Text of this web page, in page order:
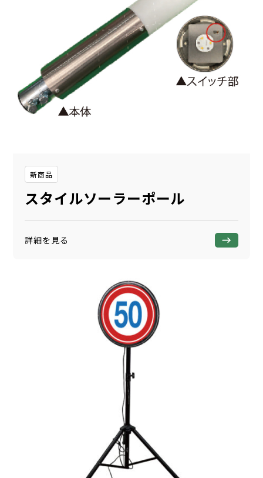
新商品
スタイルソーラーポール
詳細を見る